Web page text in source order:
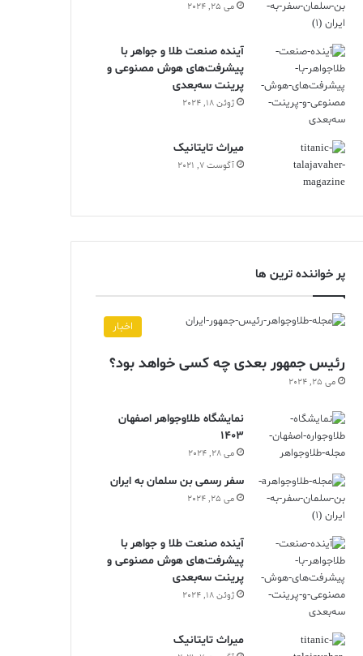
می 25, 2024
آینده صنعت طلا و جواهر با
پیشرفت‌های هوش مصنوعی و
پرینت سه‌بعدی
ژوئن 18, 2024
ميراث تايتانيک
آگوست 7, 2021
پر خواننده ترین ها
اخبار
رئیس جمهور بعدی چه کسی خواهد بود؟
می 25, 2024
نمایشگاه طلاوجواهر اصفهان
1403
می 28, 2024
سفر رسمی بن سلمان به ایران
می 25, 2024
آینده صنعت طلا و جواهر با
پیشرفت‌های هوش مصنوعی و
پرینت سه‌بعدی
ژوئن 18, 2024
ميراث تايتانيک